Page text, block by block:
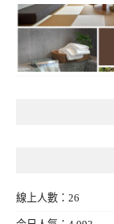
線上人數：26